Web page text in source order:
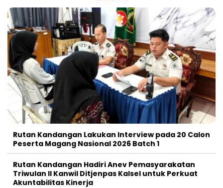
Rutan Kandangan Lakukan Interview pada 20 Calon
Peserta Magang Nasional 2026 Batch 1
Rutan Kandangan Hadiri Anev Pemasyarakatan
Triwulan II Kanwil Ditjenpas Kalsel untuk Perkuat
Akuntabilitas Kinerja